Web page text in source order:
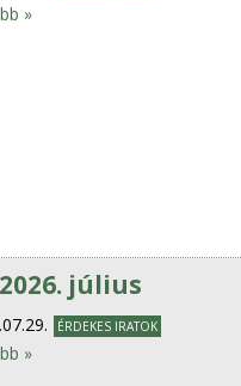
»
2026. július
ÉRDEKES IRATOK
»